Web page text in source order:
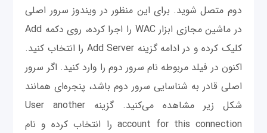
دوم متصل شوید. برای این منظور در ویندوز سرور اصلی
در ماشین مجازی ابزار WAC را اجرا کرده، روی دکمه Add
کلیک کرده و در ادامه گزینه Add Server را انتخاب کنید.
اکنون در فیلد مربوطه نام سرور دوم را وارد کنید. اگر سرور
اصلی قادر به شناسایی سرور دوم باشد، پنجره‌ای همانند
شکل زیر مشاهده می‌کنید. گزینه User another
account for this connection را انتخاب کرده و نام